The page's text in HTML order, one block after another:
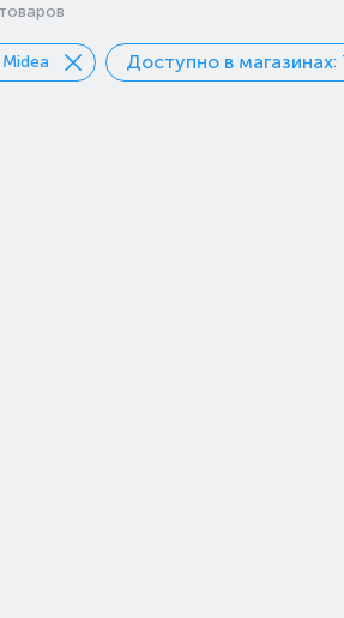
Midea Доступно в магазинах: